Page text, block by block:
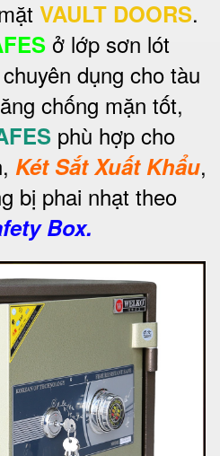
VAULT DOORS.
ở lớp sơn lót
dụng cho tàu
chống mặn tốt,
phù hợp cho
Két Sắt Xuất Khẩu,
bị phai nhạt theo
Box.